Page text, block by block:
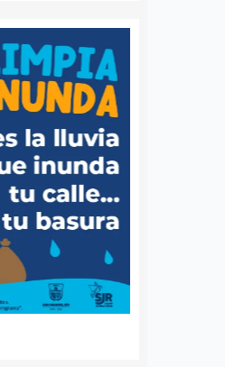
Buscará Fiscalía de
Querétaro mantener en
prisión preventiva a
neurocirujano acusado
de agresión sexual
Daniel Rico 6 agosto, 2026
La Fiscalía General del Estado de
Querétaro afirmó que agotará